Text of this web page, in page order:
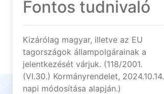
Fontos tudnivaló
Kizárólag magyar, illetve az EU
tagországok állampolgárainak a
jelentkezését várjuk. (118/2001.
(VI.30.) Kormányrendelet, 2024.10.14.
napi módosítása alapján.)